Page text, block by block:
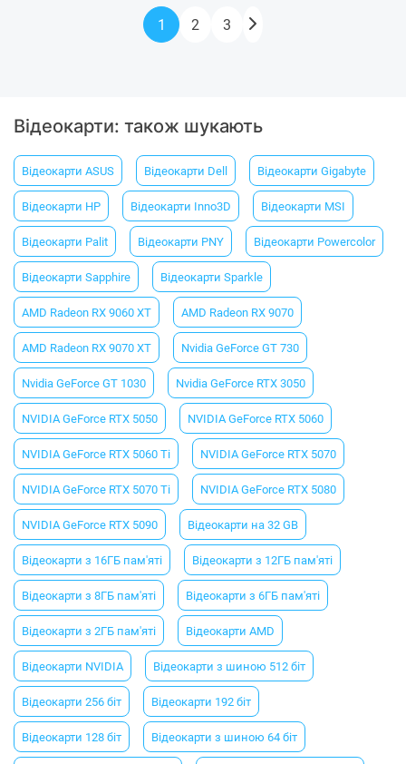
1 2 3
Відеокарти: також шукають
Відеокарти ASUS Відеокарти Dell Відеокарти Gigabyte
Відеокарти HP Відеокарти Inno3D Відеокарти MSI
Відеокарти Palit Відеокарти PNY Відеокарти Powercolor
Відеокарти Sapphire Відеокарти Sparkle
AMD Radeon RX 9060 XT AMD Radeon RX 9070
AMD Radeon RX 9070 XT Nvidia GeForce GT 730
Nvidia GeForce GT 1030 Nvidia GeForce RTX 3050
NVIDIA GeForce RTX 5050 NVIDIA GeForce RTX 5060
NVIDIA GeForce RTX 5060 Ti NVIDIA GeForce RTX 5070
NVIDIA GeForce RTX 5070 Ti NVIDIA GeForce RTX 5080
NVIDIA GeForce RTX 5090 Відеокарти на 32 GB
Відеокарти з 16ГБ пам'яті Відеокарти з 12ГБ пам'яті
Відеокарти з 8ГБ пам'яті Відеокарти з 6ГБ пам'яті
Відеокарти з 2ГБ пам'яті Відеокарти AMD
Відеокарти NVIDIA Відеокарти з шиною 512 біт
Відеокарти 256 біт Відеокарти 192 біт
Відеокарти 128 біт Відеокарти з шиною 64 біт